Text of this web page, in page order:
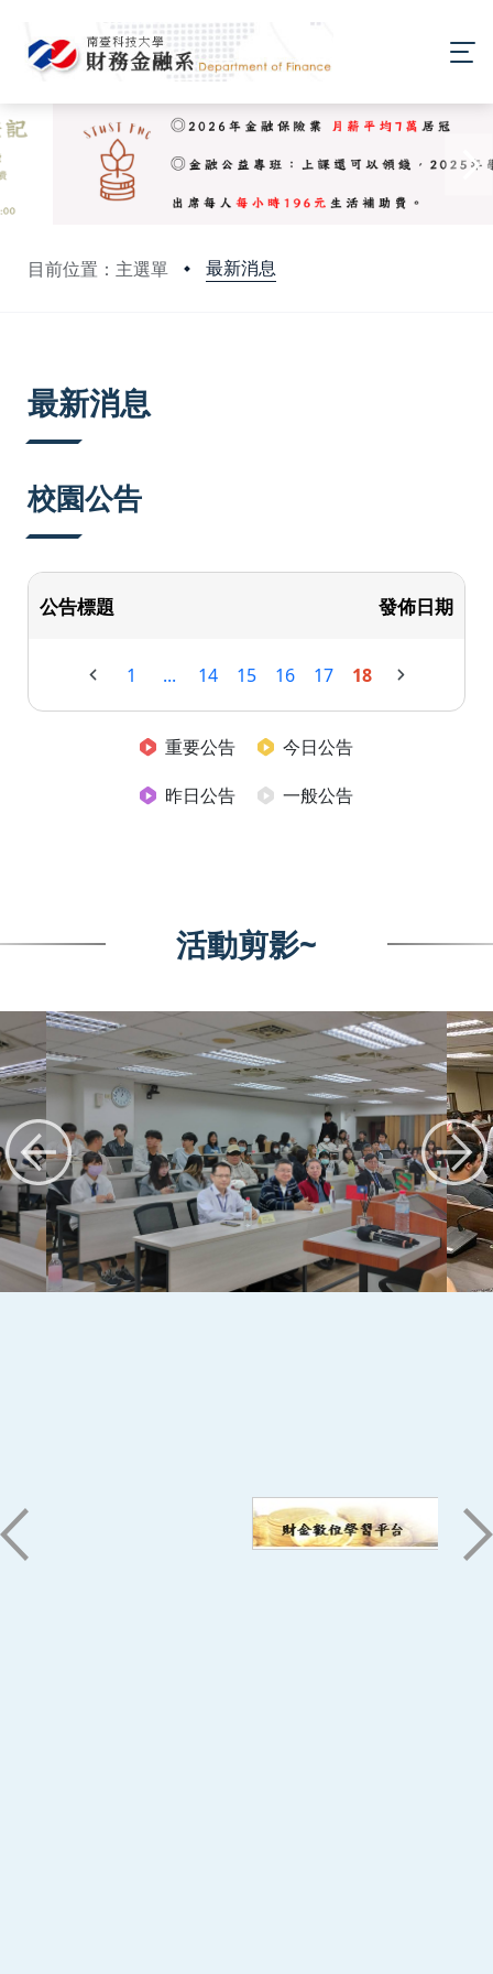
目前位置：主選單 最新消息
最新消息
校園公告
公告標題 發佈日期
1 ... 14 15 16 17 18
重要公告
今日公告
昨日公告
一般公告
活動剪影~